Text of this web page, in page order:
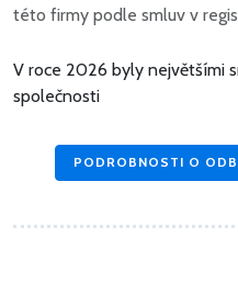
této firmy podle smluv v
V roce 2026 byly největšími
společnosti
PODROBNOSTI O